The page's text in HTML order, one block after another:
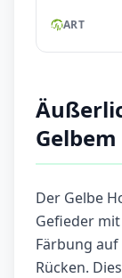
ART
Der Gelbe
Gefieder
Färbung
Rücken.